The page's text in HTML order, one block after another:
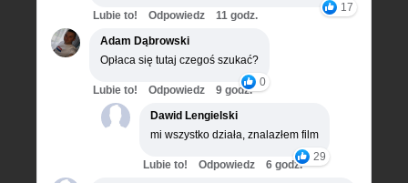
17
Lubie to! Odpowiedz
11 godz.
Adam Dąbrowski
Opłaca się tutaj czegoś szukać?
0
Lubie to! Odpowiedz
9 godz.
Dawid Lengielski
mi wszystko działa, znalazłem film
29
Lubie to! Odpowiedz
6 godz.